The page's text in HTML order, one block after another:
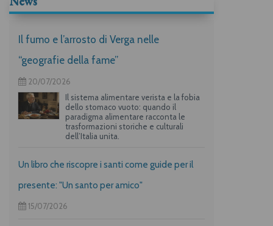
Il fumo e l’arrosto di Verga nelle
“geografie della fame”
20/07/2026
Il sistema alimentare verista e la fobia
dello stomaco vuoto: quando il
paradigma alimentare racconta le
trasformazioni storiche e culturali
dell’Italia unita.
Un libro che riscopre i santi come guide per il
presente: "Un santo per amico"
15/07/2026